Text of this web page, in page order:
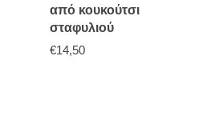
από κουκούτσι
σταφυλιού
€14,50